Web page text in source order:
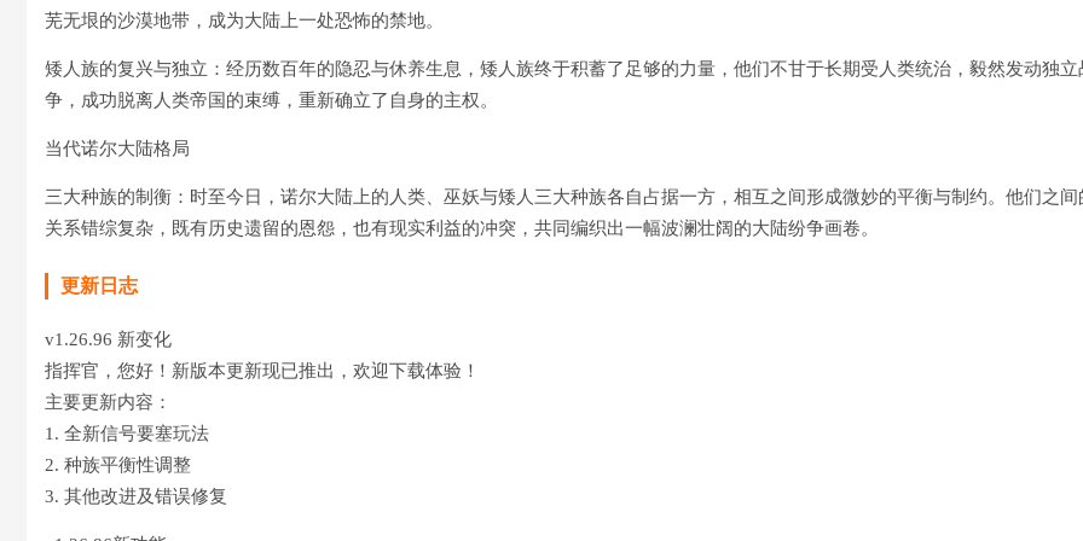
芜无垠的沙漠地带，成为大陆上一处恐怖的禁地。
矮人族的复兴与独立：经历数百年的隐忍与休养生息，矮人族终于积蓄了足够的力量，他们不甘于长期受人类统治，毅然发动独立
争，成功脱离人类帝国的束缚，重新确立了自身的主权。
当代诺尔大陆格局
三大种族的制衡：时至今日，诺尔大陆上的人类、巫妖与矮人三大种族各自占据一方，相互之间形成微妙的平衡与制约。他们之间
关系错综复杂，既有历史遗留的恩怨，也有现实利益的冲突，共同编织出一幅波澜壮阔的大陆纷争画卷。
更新日志
v1.26.96 新变化
指挥官，您好！新版本更新现已推出，欢迎下载体验！
主要更新内容：
1. 全新信号要塞玩法
2. 种族平衡性调整
3. 其他改进及错误修复